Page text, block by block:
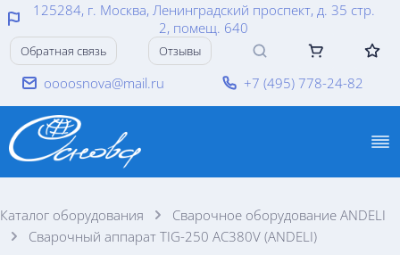
125284, г. Москва, Ленинградский проспект, д. 35 стр.
2, помещ. 640
oooosnova@mail.ru +7 (495) 778-24-82
Обратная связь Отзывы
Каталог оборудования
Сварочное оборудование ANDELI
Сварочный аппарат TIG-250 AC380V (ANDELI)